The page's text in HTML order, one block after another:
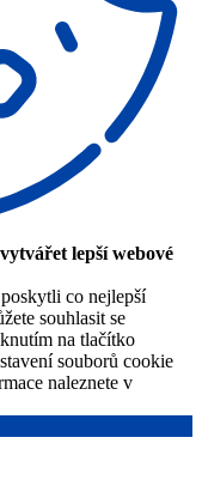
lepší webové
co nejlepší
souhlasit se
na tlačítko
souborů cookie
naleznete v